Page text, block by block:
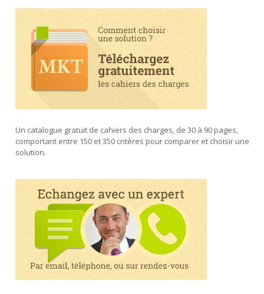
Un catalogue gratuit de cahiers des charges, de 30 à 90 pages,
comportant entre 150 et 350 critères pour comparer et choisir une
solution.